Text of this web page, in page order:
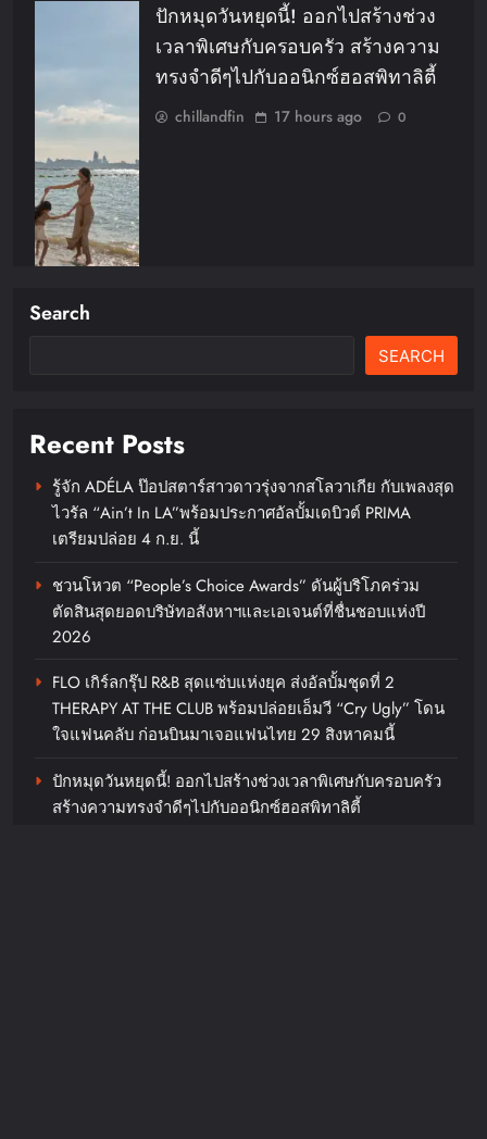
ปักหมุดวันหยุดนี้! ออกไปสร้างช่วง
เวลาพิเศษกับครอบครัว สร้างความ
ทรงจำดีๆไปกับออนิกซ์ฮอสพิทาลิตี้
chillandfin 17 hours ago 0
La Fontana Bangkok ฉลองเปิด
Bar ใหม่ถ่ายทอดเสน่ห์แห่งชายฝั่ง
อิตาลีสู่สุขุมวิท
chillandfin 17 hours ago 0
เสียวหมี่จัดโปรแรงรับ 8.8 พร้อม
เนรมิตทุกบ้านให้เป็นสมาร์ทโฮมด้วย
ส่วนลดจากร้านค้าสูงสุด 8,000 บาท
และบริการจัดส่งฟรีบน Shopee เริ่ม
แล้ววันนี้เวลา 20:00 น. ถึง 10 ส.ค.
chillandfin 17 hours ago 0
Search
SEARCH
Recent Posts
รู้จัก ADÉLA ป๊อปสตาร์สาวดาวรุ่งจากสโลวาเกีย กับเพลงสุด
ไวรัล “Ain’t In LA”พร้อมประกาศอัลบั้มเดบิวต์ PRIMA
เตรียมปล่อย 4 ก.ย. นี้
ชวนโหวต “People’s Choice Awards” ดันผู้บริโภคร่วม
ตัดสินสุดยอดบริษัทอสังหาฯและเอเจนต์ที่ชื่นชอบแห่งปี
2026
FLO เกิร์ลกรุ๊ป R&B สุดแซ่บแห่งยุค ส่งอัลบั้มชุดที่ 2
THERAPY AT THE CLUB พร้อมปล่อยเอ็มวี “Cry Ugly” โดน
ใจแฟนคลับ ก่อนบินมาเจอแฟนไทย 29 สิงหาคมนี้
ปักหมุดวันหยุดนี้! ออกไปสร้างช่วงเวลาพิเศษกับครอบครัว
สร้างความทรงจำดีๆไปกับออนิกซ์ฮอสพิทาลิตี้